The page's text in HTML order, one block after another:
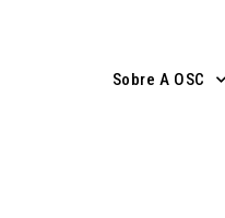
Sobre A OSC